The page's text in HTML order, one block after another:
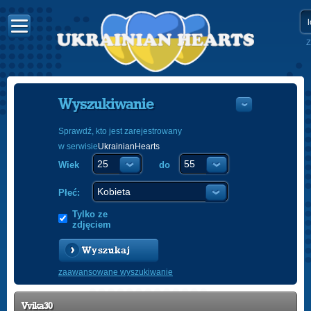
Wyszukiwanie
Sprawdź, kto jest zarejestrowany
w serwisieUkrainianHearts
Wiek do
Płeć:
Tylko ze
zdjęciem
Wyszukaj
zaawansowane wyszukiwanie
Vvika30